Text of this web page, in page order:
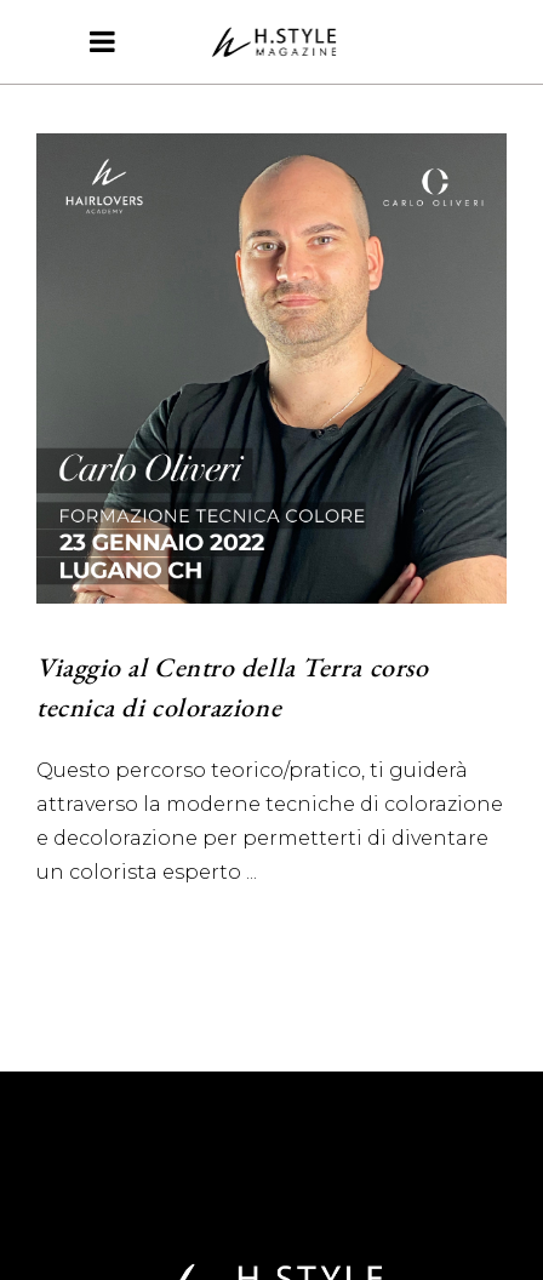
Viaggio al Centro della Terra corso
tecnica di colorazione
Questo percorso teorico/pratico, ti guiderà
attraverso la moderne tecniche di colorazione
e decolorazione per permetterti di diventare
un colorista esperto